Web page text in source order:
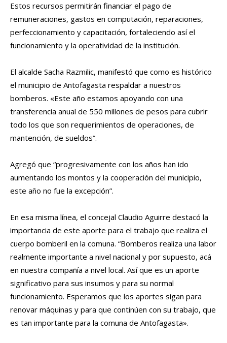
Estos recursos permitirán financiar el pago de
remuneraciones, gastos en computación, reparaciones,
perfeccionamiento y capacitación, fortaleciendo así el
funcionamiento y la operatividad de la institución.
El alcalde Sacha Razmilic, manifestó que como es histórico
el municipio de Antofagasta respaldar a nuestros
bomberos. «Este año estamos apoyando con una
transferencia anual de 550 millones de pesos para cubrir
todo los que son requerimientos de operaciones, de
mantención, de sueldos”.
Agregó que “progresivamente con los años han ido
aumentando los montos y la cooperación del municipio,
este año no fue la excepción”.
En esa misma línea, el concejal Claudio Aguirre destacó la
importancia de este aporte para el trabajo que realiza el
cuerpo bomberil en la comuna. “Bomberos realiza una labor
realmente importante a nivel nacional y por supuesto, acá
en nuestra compañía a nivel local. Así que es un aporte
significativo para sus insumos y para su normal
funcionamiento. Esperamos que los aportes sigan para
renovar máquinas y para que continúen con su trabajo, que
es tan importante para la comuna de Antofagasta».